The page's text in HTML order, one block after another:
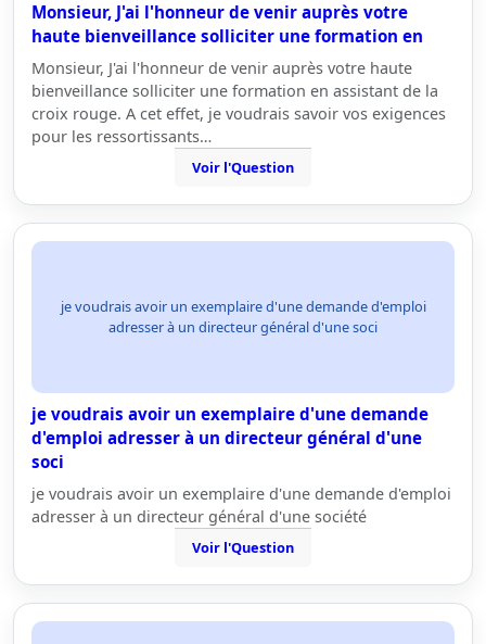
Monsieur, J'ai l'honneur de venir auprès votre
haute bienveillance solliciter une formation en
Monsieur, J'ai l'honneur de venir auprès votre haute
bienveillance solliciter une formation en assistant de la
croix rouge. A cet effet, je voudrais savoir vos exigences
pour les ressortissants…
Voir l'Question
je voudrais avoir un exemplaire d'une demande d'emploi
adresser à un directeur général d'une soci
je voudrais avoir un exemplaire d'une demande
d'emploi adresser à un directeur général d'une
soci
je voudrais avoir un exemplaire d'une demande d'emploi
adresser à un directeur général d'une société
Voir l'Question